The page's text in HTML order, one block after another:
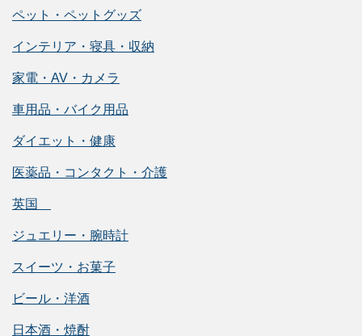
ペット・ペットグッズ
インテリア・寝具・収納
家電・AV・カメラ
車用品・バイク用品
ダイエット・健康
医薬品・コンタクト・介護
英国
ジュエリー・腕時計
スイーツ・お菓子
ビール・洋酒
日本酒・焼酎